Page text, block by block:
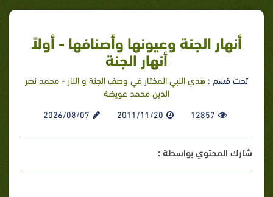
أنهار الجنة وعيونها وأصنافها - أولاً
أنهار الجنة
تحت قسم : هدي النبي المختار في وصف الجنة و النار - محمد نصر
الدين محمد عويضة
12857
2011/11/20
2026/08/07
شارك المحتوي بواسطة :